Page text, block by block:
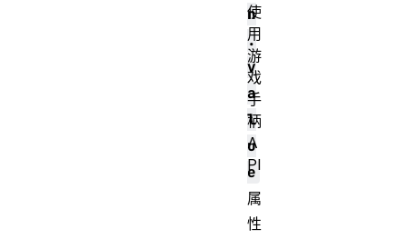
n
.
v
a
l
u
e
属
性
使
用
游
戏
手
柄
A
PI